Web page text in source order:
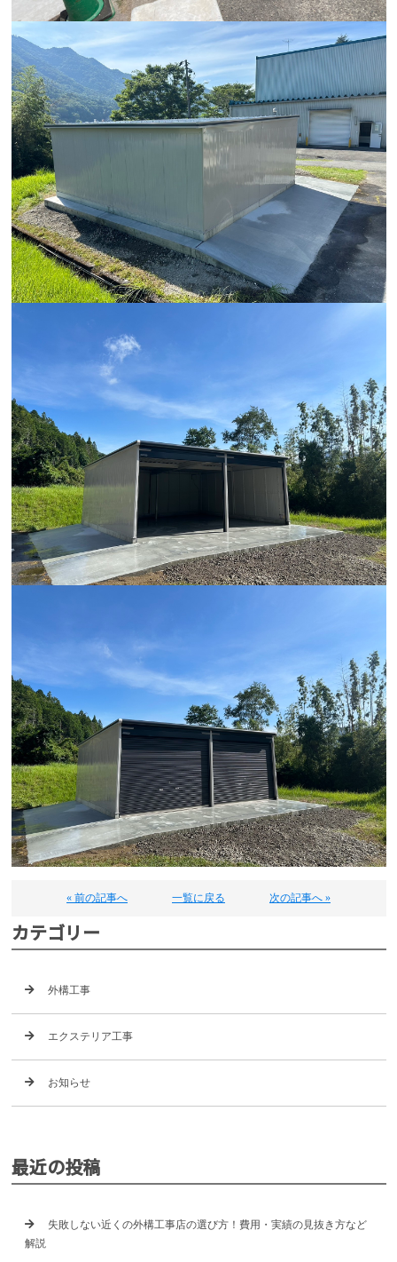
« 前の記事へ 一覧に戻る 次の記事へ »
カテゴリー
外構工事
エクステリア工事
お知らせ
最近の投稿
失敗しない近くの外構工事店の選び方！費用・実績の見抜き方など
解説